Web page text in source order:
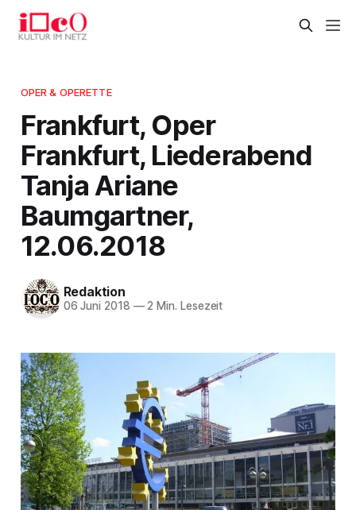
OPER & OPERETTE
Frankfurt, Oper
Frankfurt, Liederabend
Tanja Ariane
Baumgartner,
12.06.2018
Redaktion
06 Juni 2018 —2 Min. Lesezeit